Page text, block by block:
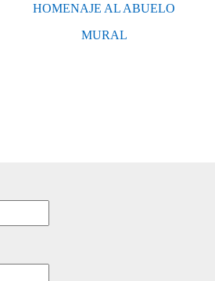
HOMENAJE AL ABUELO
MURAL